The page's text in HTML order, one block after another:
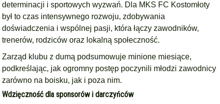
determinacji i sportowych wyzwań. Dla MKS FC Kostomłoty
był to czas intensywnego rozwoju, zdobywania
doświadczenia i wspólnej pasji, która łączy zawodników,
trenerów, rodziców oraz lokalną społeczność.
Zarząd klubu z dumą podsumowuje minione miesiące,
podkreślając, jak ogromny postęp poczynili młodzi zawodnicy
zarówno na boisku, jak i poza nim.
Wdzięczność dla sponsorów i darczyńców